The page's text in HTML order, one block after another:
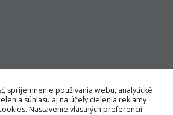
spríjemnenie používania webu, analytické
súhlasu aj na účely cielenia reklamy
Nastavenie vlastných preferencií